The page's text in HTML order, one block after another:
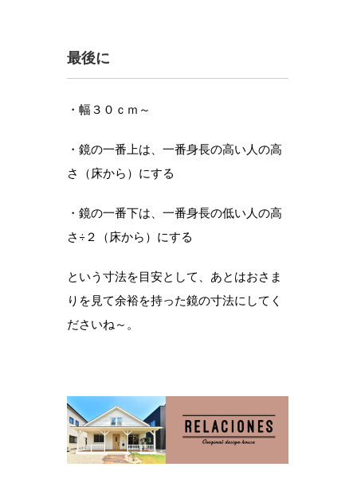
最後に
・幅３０ｃｍ～
・鏡の一番上は、一番身長の高い人の高
さ（床から）にする
・鏡の一番下は、一番身長の低い人の高
さ÷２（床から）にする
という寸法を目安として、あとはおさま
りを見て余裕を持った鏡の寸法にしてく
ださいね～。